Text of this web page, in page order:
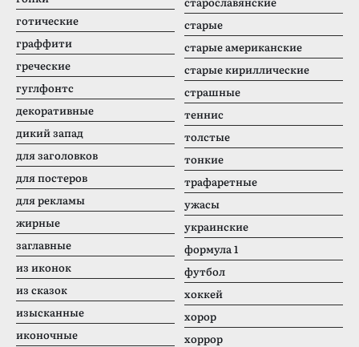
готические
граффити
греческие
гуглфонтс
декоративные
дикий запад
для заголовков
для постеров
для рекламы
жирные
заглавные
из иконок
из сказок
изысканные
иконочные
старые
старые американские
старые кириллические
страшные
теннис
толстые
тонкие
трафаретные
ужасы
украинские
формула 1
футбол
хоккей
хорор
хоррор